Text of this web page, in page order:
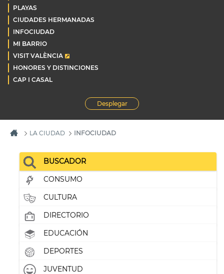
PLAYAS
CIUDADES HERMANADAS
INFOCIUDAD
MI BARRIO
VISIT VALÈNCIA
HONORES Y DISTINCIONES
CAP I CASAL
Desplegar
LA CIUDAD INFOCIUDAD
BUSCADOR
CONSUMO
CULTURA
DIRECTORIO
EDUCACIÓN
DEPORTES
JUVENTUD